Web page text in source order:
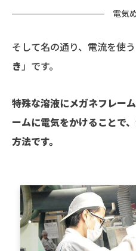
電気
そして名の通り、電流を使
き」です。
特殊な溶液にメガネフレー
ームに電気をかけることで
方法です。